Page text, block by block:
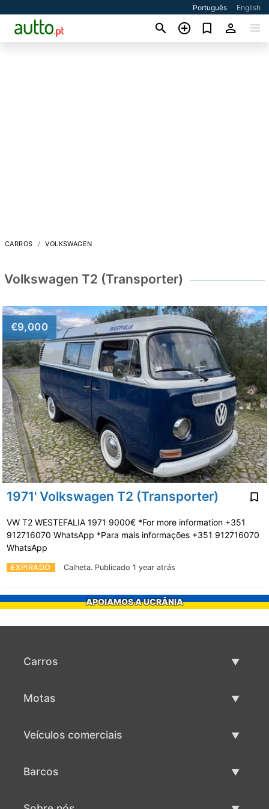
Português English
CARROS VOLKSWAGEN
Volkswagen T2 (Transporter)
€9,000
1971' Volkswagen T2 (Transporter)
EXPIRADO Calheta. Publicado 1 year atrás
VW T2 WESTEFALIA 1971 9000€ *For more information +351
912716070 WhatsApp *Para mais informações +351 912716070
WhatsApp
APOIAMOS A UCRÂNIA
Carros
Motas
Veículos comerciais
Barcos